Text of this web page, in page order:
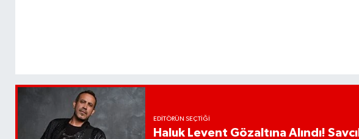
EDITÖRÜN SEÇTIĞI
Haluk Levent Gözaltına Alındı!